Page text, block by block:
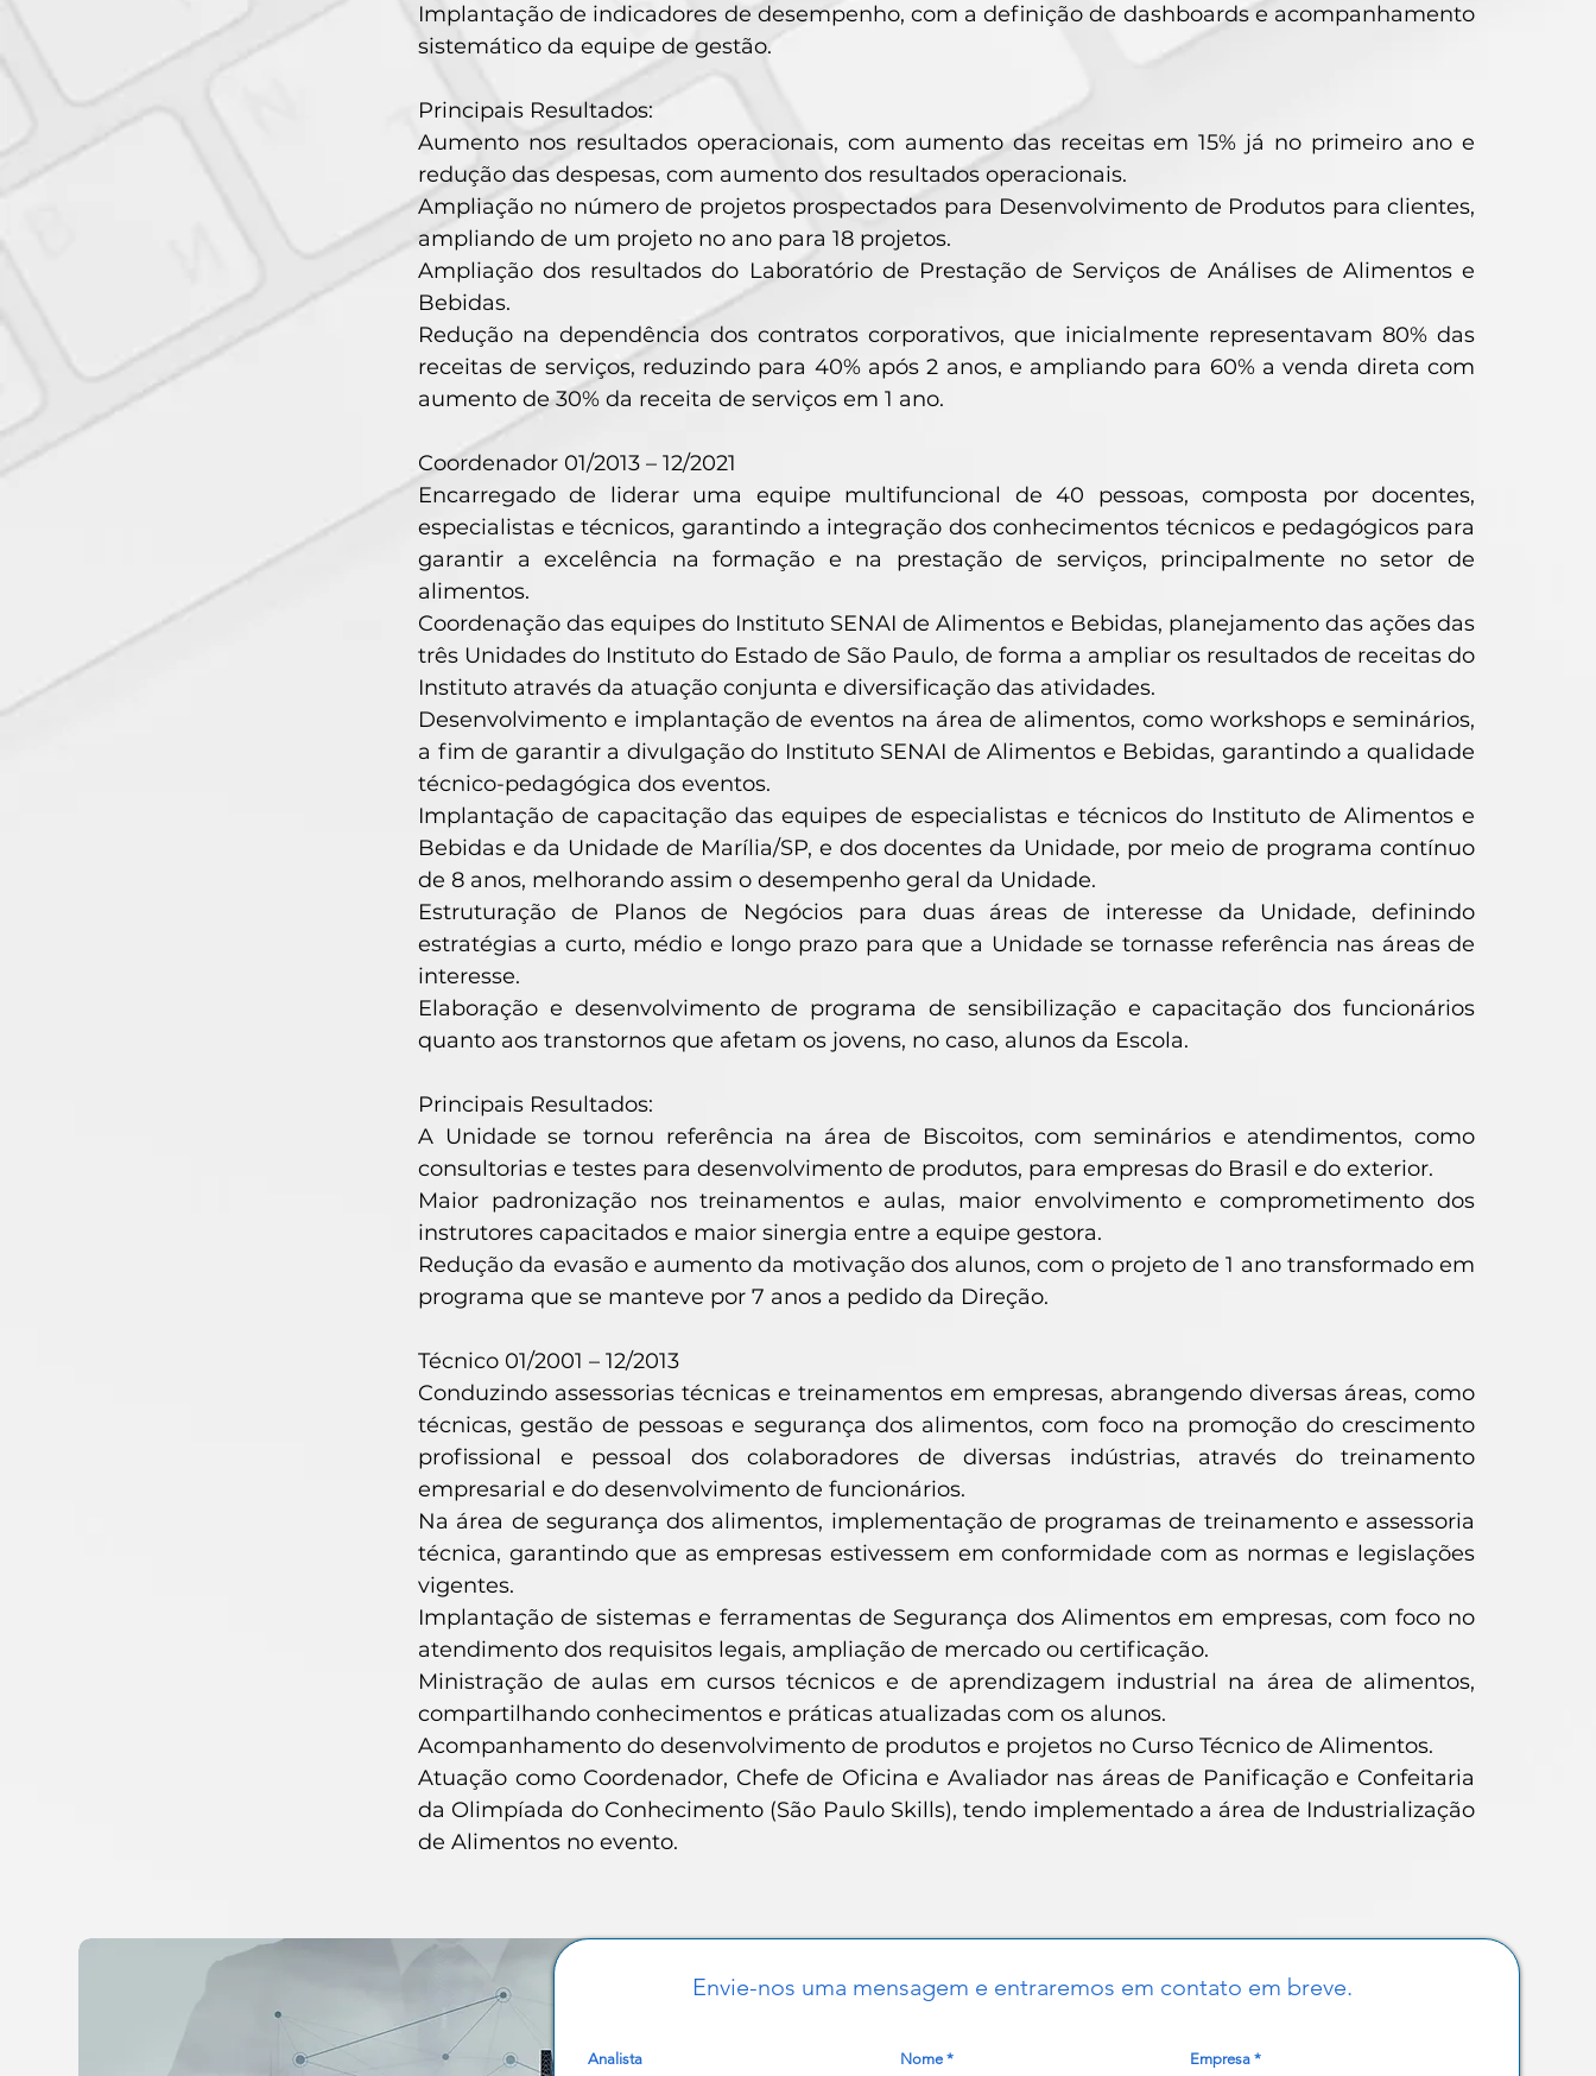
Implantação de indicadores de desempenho, com a definição de dashboards e acompanhamento
sistemático da equipe de gestão.
Principais Resultados:
Aumento nos resultados operacionais, com aumento das receitas em 15% já no primeiro ano e
redução das despesas, com aumento dos resultados operacionais.
Ampliação no número de projetos prospectados para Desenvolvimento de Produtos para clientes,
ampliando de um projeto no ano para 18 projetos.
Ampliação dos resultados do Laboratório de Prestação de Serviços de Análises de Alimentos e
Bebidas.
Redução na dependência dos contratos corporativos, que inicialmente representavam 80% das
receitas de serviços, reduzindo para 40% após 2 anos, e ampliando para 60% a venda direta com
aumento de 30% da receita de serviços em 1 ano.
Coordenador 01/2013 – 12/2021
Encarregado de liderar uma equipe multifuncional de 40 pessoas, composta por docentes,
especialistas e técnicos, garantindo a integração dos conhecimentos técnicos e pedagógicos para
garantir a excelência na formação e na prestação de serviços, principalmente no setor de
alimentos.
Coordenação das equipes do Instituto SENAI de Alimentos e Bebidas, planejamento das ações das
três Unidades do Instituto do Estado de São Paulo, de forma a ampliar os resultados de receitas do
Instituto através da atuação conjunta e diversificação das atividades.
Desenvolvimento e implantação de eventos na área de alimentos, como workshops e seminários,
a fim de garantir a divulgação do Instituto SENAI de Alimentos e Bebidas, garantindo a qualidade
técnico-pedagógica dos eventos.
Implantação de capacitação das equipes de especialistas e técnicos do Instituto de Alimentos e
Bebidas e da Unidade de Marília/SP, e dos docentes da Unidade, por meio de programa contínuo
de 8 anos, melhorando assim o desempenho geral da Unidade.
Estruturação de Planos de Negócios para duas áreas de interesse da Unidade, definindo
estratégias a curto, médio e longo prazo para que a Unidade se tornasse referência nas áreas de
interesse.
Elaboração e desenvolvimento de programa de sensibilização e capacitação dos funcionários
quanto aos transtornos que afetam os jovens, no caso, alunos da Escola.
Principais Resultados:
A Unidade se tornou referência na área de Biscoitos, com seminários e atendimentos, como
consultorias e testes para desenvolvimento de produtos, para empresas do Brasil e do exterior.
Maior padronização nos treinamentos e aulas, maior envolvimento e comprometimento dos
instrutores capacitados e maior sinergia entre a equipe gestora.
Redução da evasão e aumento da motivação dos alunos, com o projeto de 1 ano transformado em
programa que se manteve por 7 anos a pedido da Direção.
Técnico 01/2001 – 12/2013
Conduzindo assessorias técnicas e treinamentos em empresas, abrangendo diversas áreas, como
técnicas, gestão de pessoas e segurança dos alimentos, com foco na promoção do crescimento
profissional e pessoal dos colaboradores de diversas indústrias, através do treinamento
empresarial e do desenvolvimento de funcionários.
Na área de segurança dos alimentos, implementação de programas de treinamento e assessoria
técnica, garantindo que as empresas estivessem em conformidade com as normas e legislações
vigentes.
Implantação de sistemas e ferramentas de Segurança dos Alimentos em empresas, com foco no
atendimento dos requisitos legais, ampliação de mercado ou certificação.
Ministração de aulas em cursos técnicos e de aprendizagem industrial na área de alimentos,
compartilhando conhecimentos e práticas atualizadas com os alunos.
Acompanhamento do desenvolvimento de produtos e projetos no Curso Técnico de Alimentos.
Atuação como Coordenador, Chefe de Oficina e Avaliador nas áreas de Panificação e Confeitaria
da Olimpíada do Conhecimento (São Paulo Skills), tendo implementado a área de Industrialização
de Alimentos no evento.
Envie-nos uma mensagem e entraremos em contato em breve.
Analista Nome Empresa